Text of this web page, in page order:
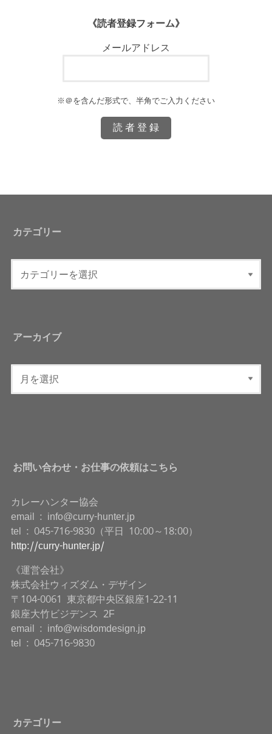
《読者登録フォーム》
メールアドレス
※＠を含んだ形式で、半角でご入力ください
カテゴリー
アーカイブ
お問い合わせ・お仕事の依頼はこちら
カレーハンター協会
email : info@curry-hunter.jp
tel : 045-716-9830（平日 10:00～18:00）
http://curry-hunter.jp/
《運営会社》
株式会社ウィズダム・デザイン
〒104-0061 東京都中央区銀座1-22-11
銀座大竹ビジデンス 2F
email : info@wisdomdesign.jp
tel : 045-716-9830
カテゴリー